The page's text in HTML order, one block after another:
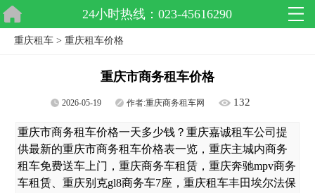
24小时热线：023-45616290
重庆租车 > 重庆租车价格
重庆市商务租车价格
2026-05-19 作者:重庆商务租车网 132
重庆市商务租车价格一天多少钱？重庆嘉诚租车公司提
供最新的重庆市商务租车价格表一览，重庆主城内商务
租车免费送车上门，重庆商务车租赁，重庆奔驰mpv商务
车租赁、重庆别克gl8商务车7座，重庆租车丰田埃尔法保